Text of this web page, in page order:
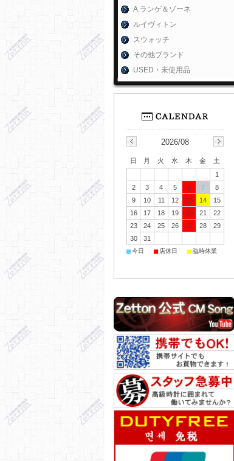
A.ランゲ＆ゾーネ
ルイヴィトン
スウォッチ
その他ブランド
USED・未使用品
2026/08
日 月 火 水 木 金
土
1
2
3 4 5 6 7
8
9
10 11 12 13 14
15
16
17 18 19 20 21
22
23
24 25 26 27 28
29
30
31
■今日 ■ 店休日 ■臨時休業